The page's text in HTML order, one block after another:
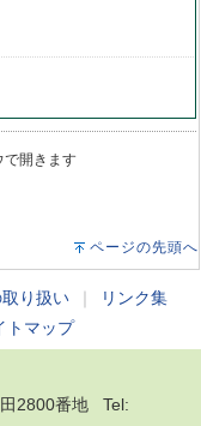
で開きます
ページの先頭へ
り扱い
リンク集
トマップ
2800番地 Tel: